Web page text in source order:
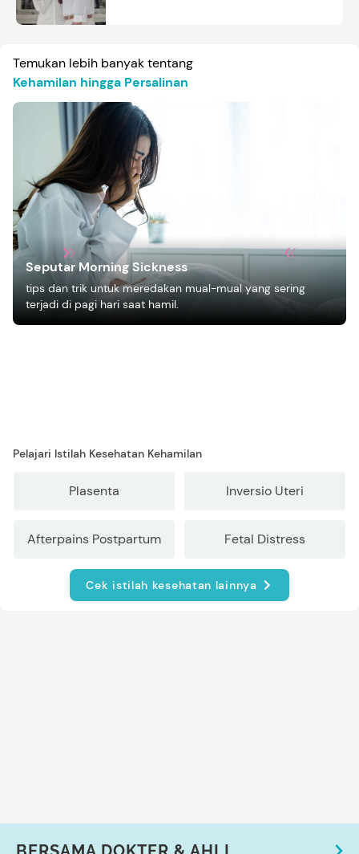
Temukan lebih banyak tentang
Kehamilan hingga Persalinan
Seputar Morning Sickness
tips dan trik untuk meredakan mual-mual yang sering
terjadi di pagi hari saat hamil.
Pelajari Istilah Kesehatan Kehamilan
Plasenta Inversio Uteri
Afterpains Postpartum Fetal Distress
Cek istilah kesehatan lainnya